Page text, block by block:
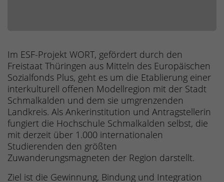
Im ESF-Projekt WORT, gefördert durch den
Freistaat Thüringen aus Mitteln des Europäischen
Sozialfonds Plus, geht es um die Etablierung einer
interkulturell offenen Modellregion mit der Stadt
Schmalkalden und dem sie umgrenzenden
Landkreis. Als Ankerinstitution und Antragstellerin
fungiert die Hochschule Schmalkalden selbst, die
mit derzeit über 1.000 internationalen
Studierenden den größten
Zuwanderungsmagneten der Region darstellt.
Ziel ist die Gewinnung, Bindung und Integration